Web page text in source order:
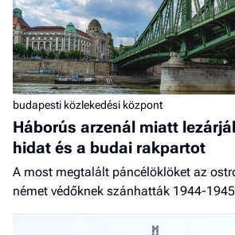
budapesti közlekedési központ
Háborús arzenál miatt
hidat és a budai rakpartot
A most megtalált páncélöklöket az
német védőknek szánhatták 1944-